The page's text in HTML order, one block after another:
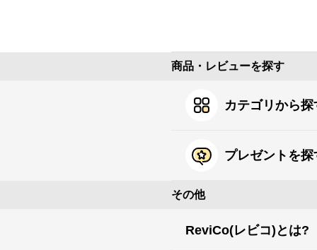
商品・レビューを探す
カテゴリから探
プレゼントを探
その他
ReviCo(レビコ)とは?